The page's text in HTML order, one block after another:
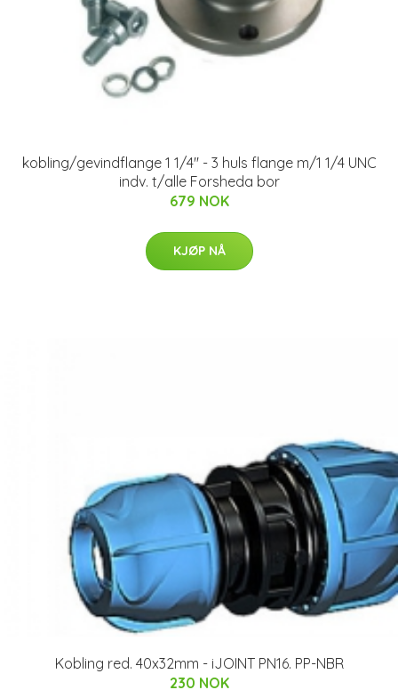
kobling/gevindflange 1 1/4'' - 3 huls flange m/1 1/4 UNC
indv. t/alle Forsheda bor
679 NOK
KJØP NÅ
Kobling red. 40x32mm - iJOINT PN16. PP-NBR
230 NOK